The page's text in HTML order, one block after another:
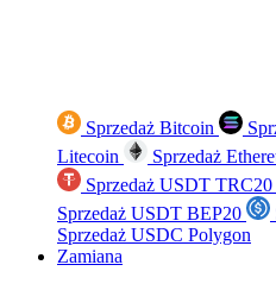
Sprzedaż Bitcoin
Litecoin
Sprzedaż
Sprzedaż USDT TRC20
Sprzedaż USDT BEP20
Sprzedaż USDC Polygon
Zamiana